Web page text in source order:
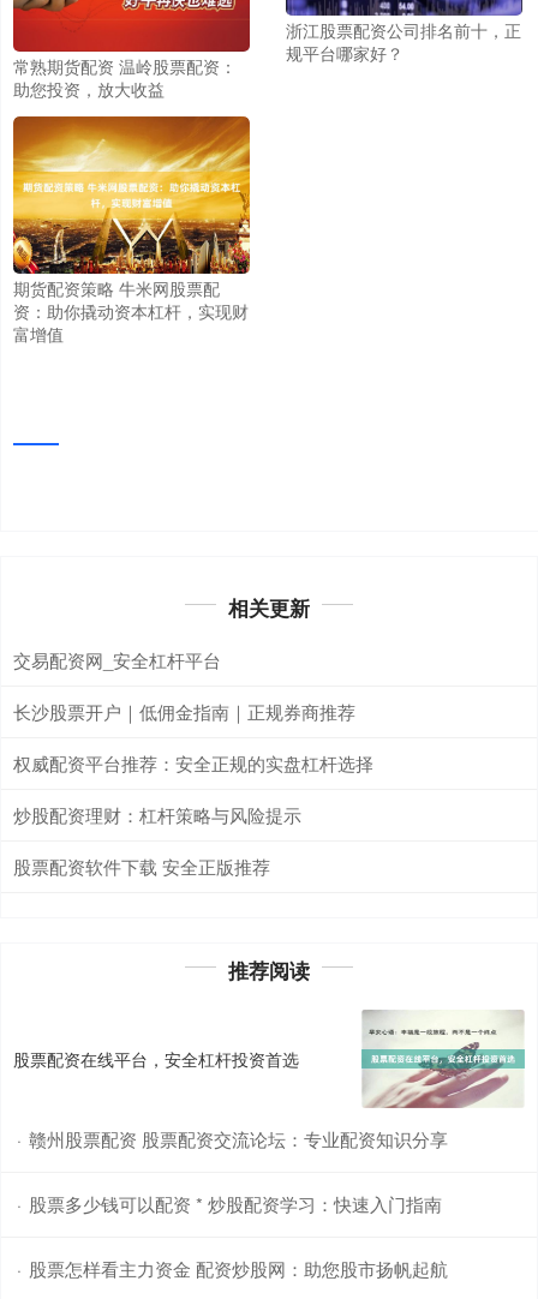
常熟期货配资 温岭股票配资：
助您投资，放大收益
浙江股票配资公司排名前十，正
规平台哪家好？
期货配资策略 牛米网股票配
资：助你撬动资本杠杆，实现财
富增值
相关更新
交易配资网_安全杠杆平台
长沙股票开户｜低佣金指南｜正规券商推荐
权威配资平台推荐：安全正规的实盘杠杆选择
炒股配资理财：杠杆策略与风险提示
股票配资软件下载 安全正版推荐
推荐阅读
股票配资在线平台，安全杠杆投资首选
· 赣州股票配资 股票配资交流论坛：专业配资知识分享
· 股票多少钱可以配资 * 炒股配资学习：快速入门指南
· 股票怎样看主力资金 配资炒股网：助您股市扬帆起航